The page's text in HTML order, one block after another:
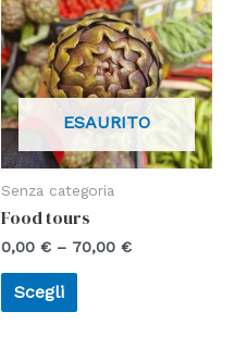
ESAURITO
Senza categoria
Food tours
0,00 € – 70,00 €
Scegli